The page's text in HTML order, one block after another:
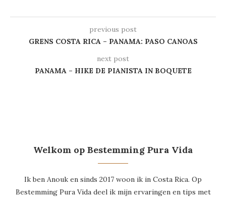
previous post
GRENS COSTA RICA – PANAMA: PASO CANOAS
next post
PANAMA – HIKE DE PIANISTA IN BOQUETE
Welkom op Bestemming Pura Vida
Ik ben Anouk en sinds 2017 woon ik in Costa Rica. Op
Bestemming Pura Vida deel ik mijn ervaringen en tips met